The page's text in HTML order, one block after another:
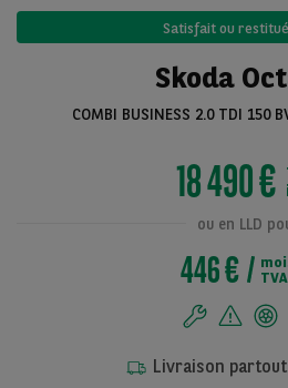
Voir toutes les
Satisfait ou
Skoda
COMBI BUSINESS 2.0 TDI 150
18 490 €
ou en LLD
446 €
Livraison